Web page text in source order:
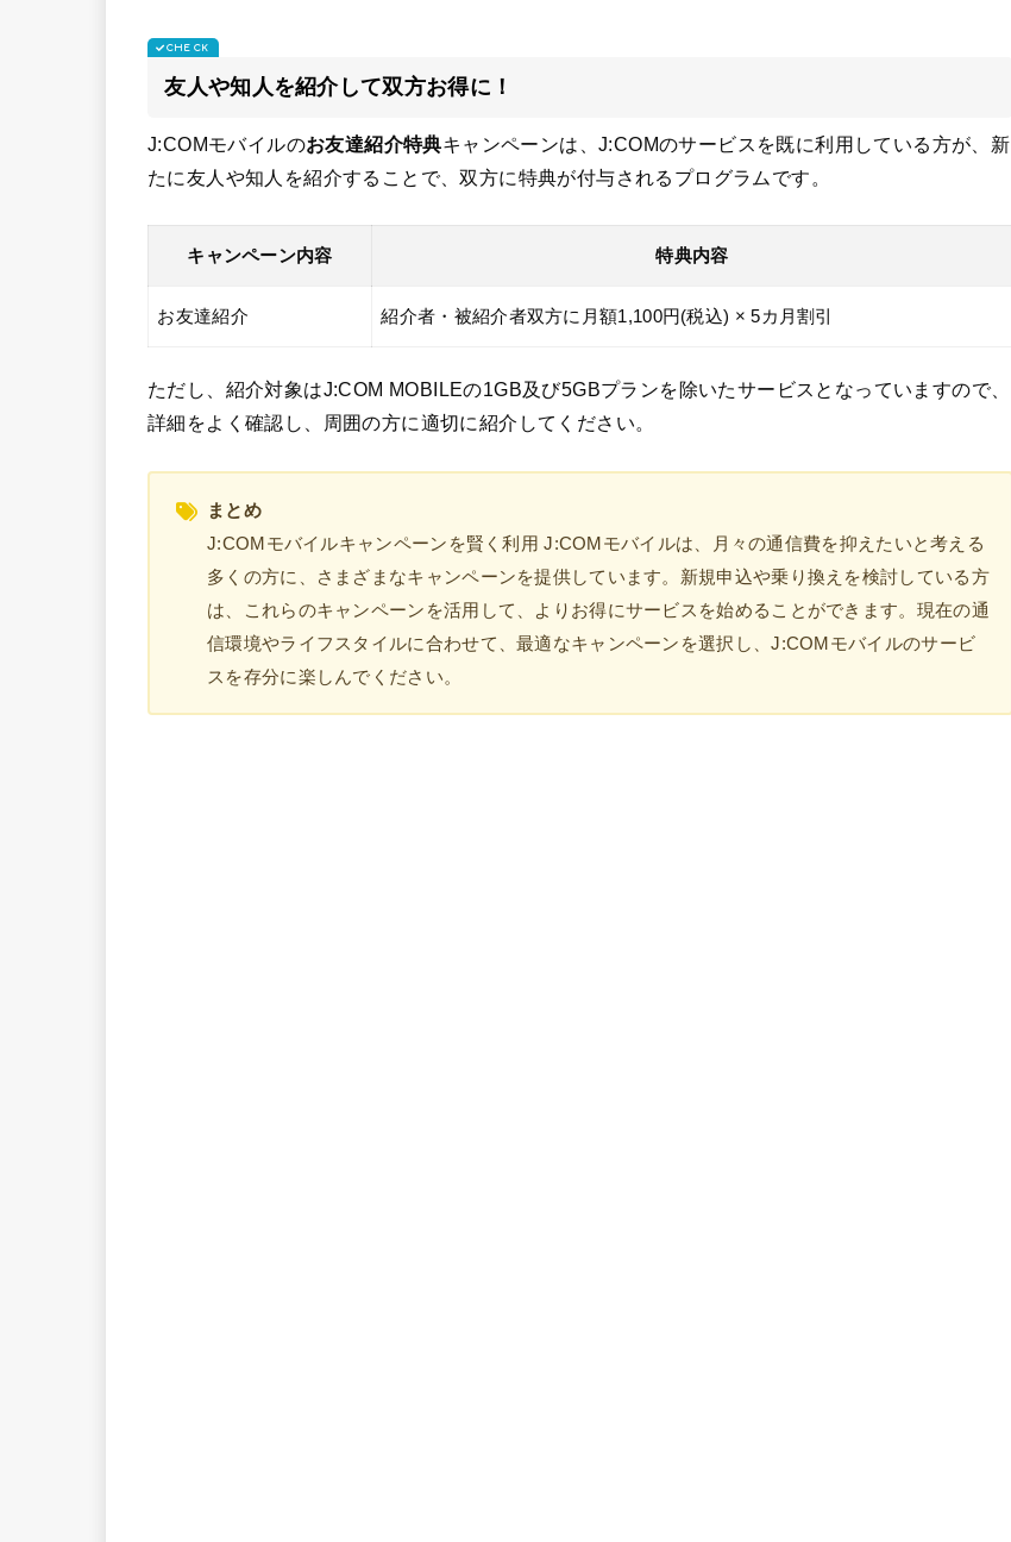
友人や知人を紹介して双方お得に！
J:COMモバイルのお友達紹介特典キャンペーンは、J:COMのサービスを既に利用している方が、新
たに友人や知人を紹介することで、双方に特典が付与されるプログラムです。
キャンペーン内容 特典内容
お友達紹介 紹介者・被紹介者双方に月額1,100円(税込) × 5カ月割引
ただし、紹介対象はJ:COM MOBILEの1GB及び5GBプランを除いたサービスとなっていますので、
詳細をよく確認し、周囲の方に適切に紹介してください。
まとめ
J:COMモバイルキャンペーンを賢く利用 J:COMモバイルは、月々の通信費を抑えたいと考える
多くの方に、さまざまなキャンペーンを提供しています。新規申込や乗り換えを検討している方
は、これらのキャンペーンを活用して、よりお得にサービスを始めることができます。現在の通
信環境やライフスタイルに合わせて、最適なキャンペーンを選択し、J:COMモバイルのサービ
スを存分に楽しんでください。